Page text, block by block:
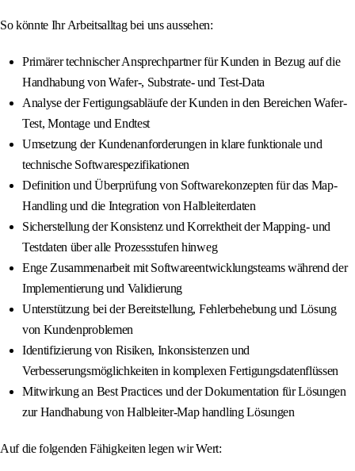
So könnte Ihr Arbeitsalltag bei uns aussehen:
Primärer technischer Ansprechpartner für Kunden in Bezug auf die
Handhabung von Wafer-, Substrate- und Test-Data
Analyse der Fertigungsabläufe der Kunden in den Bereichen Wafer-
Test, Montage und Endtest
Umsetzung der Kundenanforderungen in klare funktionale und
technische Softwarespezifikationen
Definition und Überprüfung von Softwarekonzepten für das Map-
Handling und die Integration von Halbleiterdaten
Sicherstellung der Konsistenz und Korrektheit der Mapping‑ und
Testdaten über alle Prozessstufen hinweg
Enge Zusammenarbeit mit Softwareentwicklungsteams während der
Implementierung und Validierung
Unterstützung bei der Bereitstellung, Fehlerbehebung und Lösung
von Kundenproblemen
Identifizierung von Risiken, Inkonsistenzen und
Verbesserungsmöglichkeiten in komplexen Fertigungsdatenflüssen
Mitwirkung an Best Practices und der Dokumentation für Lösungen
zur Handhabung von Halbleiter-Map handling Lösungen
Auf die folgenden Fähigkeiten legen wir Wert: